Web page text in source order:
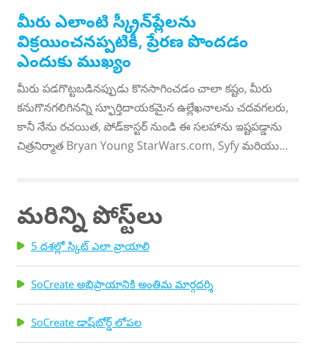
లిండా ఆరోన్సన్ నుండి మీ స్క్రీన్ రైటింగ్ బ్లూస్ నుండి మిమ్మల్ని
బయటకు లాగడానికి ఈ మూడు చిట్కాలను బుక్‌మార్క్ చేయండి.
అరాన్సన్, నిష్ణాతుడైన స్క్రిప్ట్ రైటర్, నవలా రచయిత, నాటక
రచయిత మరియు మల్టీవర్స్ మరియు నాన్-లీనియర్ స్టోరీ
స్ట్రక్చర్‌లో బోధకుడు ప్రపంచవ్యాప్తంగా పర్యటిస్తూ, రచయితలకు
వాణిజ్యం యొక్క ఉపాయాలను బోధించాడు. ఆమె రచయితలలో
నమూనాలను చూస్తుంది మరియు మీకు భరోసా ఇవ్వడానికి ఆమె
ఇక్కడ ఉంది ...
మీరు ఎలాంటి స్క్రీన్‌ప్లేలను
విక్రయించనప్పటికీ, ప్రేరణ పొందడం
ఎందుకు ముఖ్యం
మీరు పడగొట్టబడినప్పుడు కొనసాగించడం చాలా కష్టం, మీరు
కనుగొనగలిగినన్ని స్ఫూర్తిదాయకమైన ఉల్లేఖనాలను చదవగలరు,
కానీ నేను రచయిత, పోడ్‌కాస్టర్ నుండి ఈ సలహాను ఇష్టపడ్డాను
చిత్రనిర్మాత Bryan Young StarWars.com, Syfy మరియు
ఎందుకంటే దానికంటే ఎక్కువ స్క్రీన్‌ప్లేలు వ్రాయబడుతున్నాయి.
మరిన్ని పోస్ట్‌లు
5 దశల్లో స్కిట్ ఎలా వ్రాయాలి
SoCreate అభిప్రాయానికి అంతిమ మార్గదర్శి
SoCreate డాష్‌బోర్డ్ లోపల